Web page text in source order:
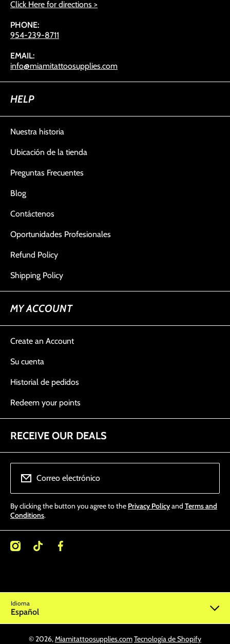
Click Here for directions >
PHONE:
954-239-8711
EMAIL:
info@miamitattoosupplies.com
HELP
Nuestra historia
Ubicación de la tienda
Preguntas Frecuentes
Blog
Contáctenos
Oportunidades Profesionales
Refund Policy
Shipping Policy
MY ACCOUNT
Create an Account
Su cuenta
Historial de pedidos
Redeem your points
RECEIVE OUR DEALS
Correo electrónico
By clicking the button you agree to the Privacy Policyand Terms and
Conditions.
@miamitattoosupplies
Miamitattoosupplies/
Idioma
Español
© 2026,Miamitattoosupplies.comTecnología de Shopify